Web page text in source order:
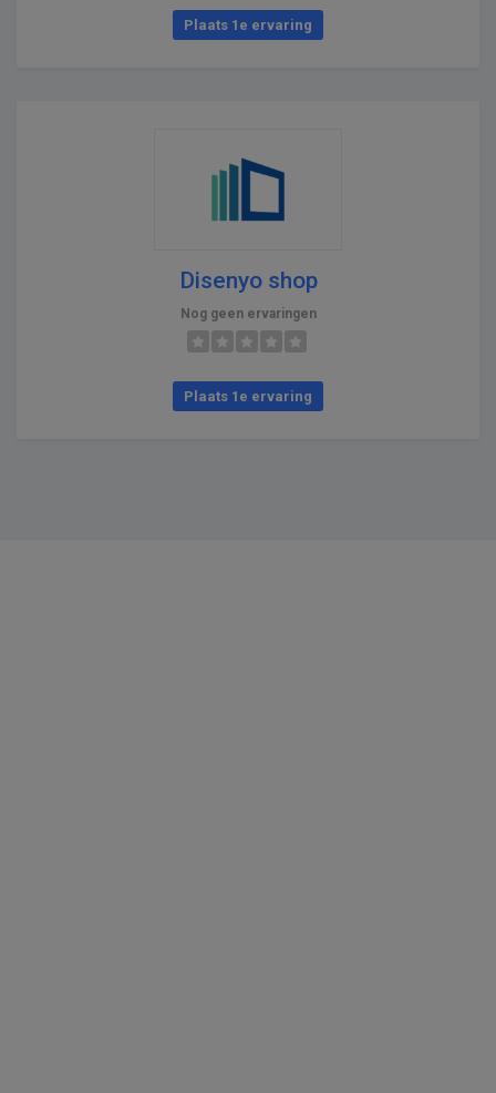
Plaats 1e ervaring
Disenyo shop
Nog geen ervaringen
Plaats 1e ervaring